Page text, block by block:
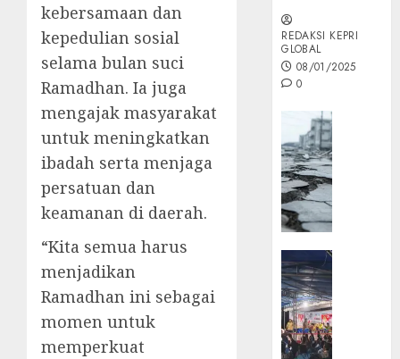
kebersamaan dan
kepedulian sosial
selama bulan suci
Ramadhan. Ia juga
mengajak masyarakat
untuk meningkatkan
ibadah serta menjaga
persatuan dan
keamanan di daerah.
“Kita semua harus
menjadikan
Ramadhan ini sebagai
momen untuk
memperkuat
REDAKSI KEPRI
GLOBAL
08/01/2025
0